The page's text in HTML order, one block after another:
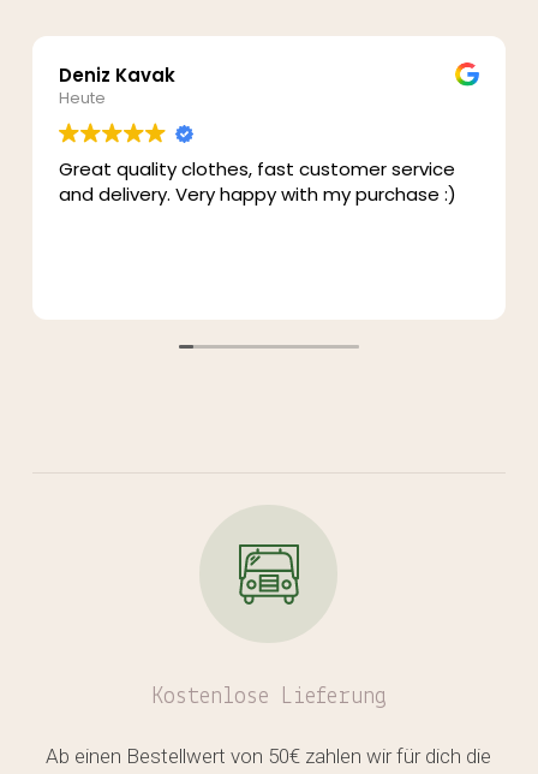
Deniz Kavak
Heute
Great quality clothes, fast customer service
and delivery. Very happy with my purchase :)
Kostenlose Lieferung
Ab einen Bestellwert von 50€ zahlen wir für dich die